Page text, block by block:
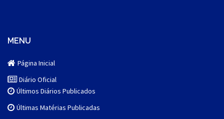
MENU
Página Inicial
Diário Oficial
Últimos Diários Publicados
Últimas Matérias Publicadas